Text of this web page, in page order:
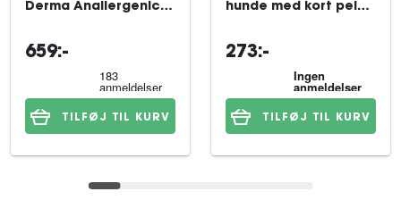
Derma Anallergenic
659:-
TILFØJ TIL KURV
hunde med kort pels
273:-
TILFØJ TIL KURV